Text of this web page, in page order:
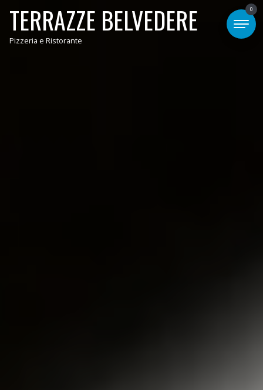
TERRAZZE BELVEDERE
Pizzeria e Ristorante
0